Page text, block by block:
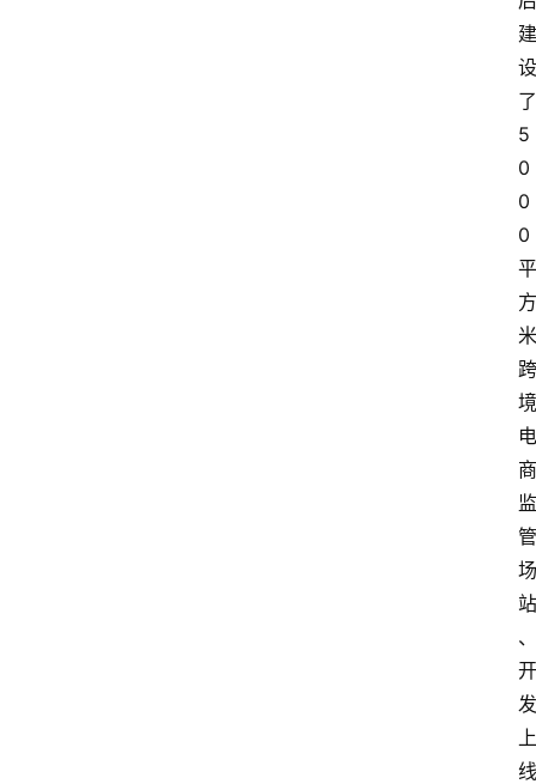
建
设
了
5
0
0
0
平
方
米
跨
境
电
商
监
管
场
站
、
开
发
上
线